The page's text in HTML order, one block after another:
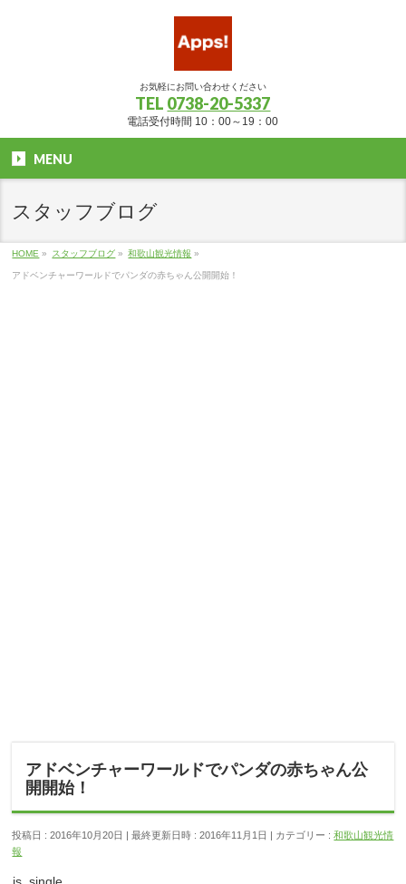
お気軽にお問い合わせください
TEL 0738-20-5337
電話受付時間 10：00～19：00
MENU
スタッフブログ
HOME » スタッフブログ » 和歌山観光情報 »
アドベンチャーワールドでパンダの赤ちゃん公開開始！
アドベンチャーワールドでパンダの赤ちゃん公
開開始！
投稿日 : 2016年10月20日 最終更新日時 : 2016年11月1日 カテゴリー :和歌山観光情
報